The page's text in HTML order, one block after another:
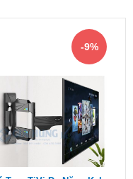
-9%